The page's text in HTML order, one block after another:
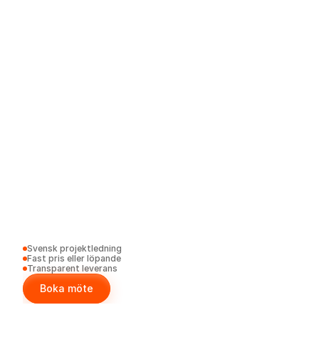
Select Language
Sv
Svensk projektledning
Fast pris eller löpande
Transparent leverans
Boka möte